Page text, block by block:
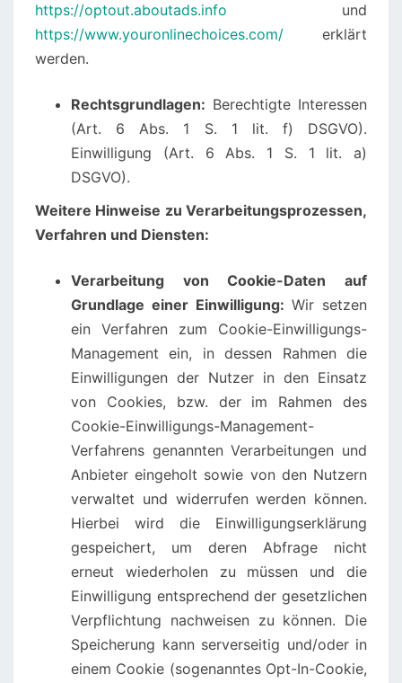
https://optout.aboutads.info und
https://www.youronlinechoices.com/ erklärt
werden.
Rechtsgrundlagen: Berechtigte Interessen
(Art. 6 Abs. 1 S. 1 lit. f) DSGVO).
Einwilligung (Art. 6 Abs. 1 S. 1 lit. a)
DSGVO).
Weitere Hinweise zu Verarbeitungsprozessen,
Verfahren und Diensten:
Verarbeitung von Cookie-Daten auf
Grundlage einer Einwilligung: Wir setzen
ein Verfahren zum Cookie-Einwilligungs-
Management ein, in dessen Rahmen die
Einwilligungen der Nutzer in den Einsatz
von Cookies, bzw. der im Rahmen des
Cookie-Einwilligungs-Management-
Verfahrens genannten Verarbeitungen und
Anbieter eingeholt sowie von den Nutzern
verwaltet und widerrufen werden können.
Hierbei wird die Einwilligungserklärung
gespeichert, um deren Abfrage nicht
erneut wiederholen zu müssen und die
Einwilligung entsprechend der gesetzlichen
Verpflichtung nachweisen zu können. Die
Speicherung kann serverseitig und/oder in
einem Cookie (sogenanntes Opt-In-Cookie,